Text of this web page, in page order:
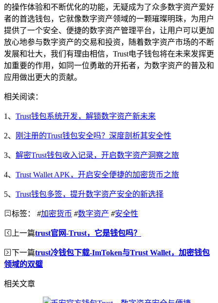
的操作体验和不断优化的功能，无疑成为了众多数字资产爱好
者的首选钱包，它就像数字资产领域的一颗璀璨明珠，为用户
提供了一个安全、便捷的数字资产管理平台，让用户可以更加
放心地参与数字资产的交易和投资，随着数字资产市场的不断
发展和壮大，我们有理由相信，Trust电子钱包将在未来发挥更
加重要的作用，如同一位勇敢的开拓者，为数字资产的普及和
应用做出更大的贡献。
相关阅读：
1、 Trust钱包系统开发，解锁数字资产新未来
2、 刚注册的Trust钱包安全吗？深度剖析其安全性
3、 解密Trust钱包收入记录，开启数字资产洞察之旅
4、 Trust Wallet APK，开启安全便捷的加密货币之旅
5、 Trust钱包多签，提升数字资产安全的新选择
标签： #加密货币 #数字资产 #安全性
上一篇trust官网-Trust，它是钱包吗？
下一篇trust冷钱包下载-ImToken与Trust Wallet，加密钱包
领域的双璧
相关文章